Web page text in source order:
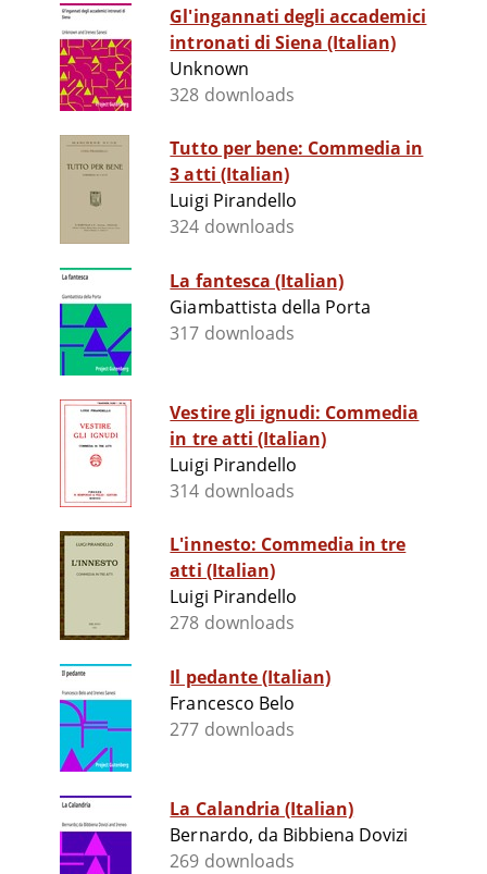
Gl'ingannati degli accademici
intronati di Siena (Italian)
Unknown
328 downloads
Tutto per bene: Commedia in
3 atti (Italian)
Luigi Pirandello
324 downloads
La fantesca (Italian)
Giambattista della Porta
317 downloads
Vestire gli ignudi: Commedia
in tre atti (Italian)
Luigi Pirandello
314 downloads
L'innesto: Commedia in tre
atti (Italian)
Luigi Pirandello
278 downloads
Il pedante (Italian)
Francesco Belo
277 downloads
La Calandria (Italian)
Bernardo,‏ da Bibbiena Dovizi
269 downloads